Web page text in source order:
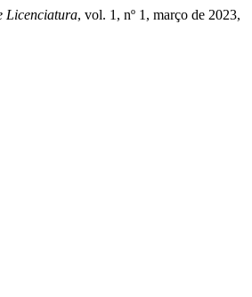
Licenciatura, vol. 1, nº 1, março de 2023,